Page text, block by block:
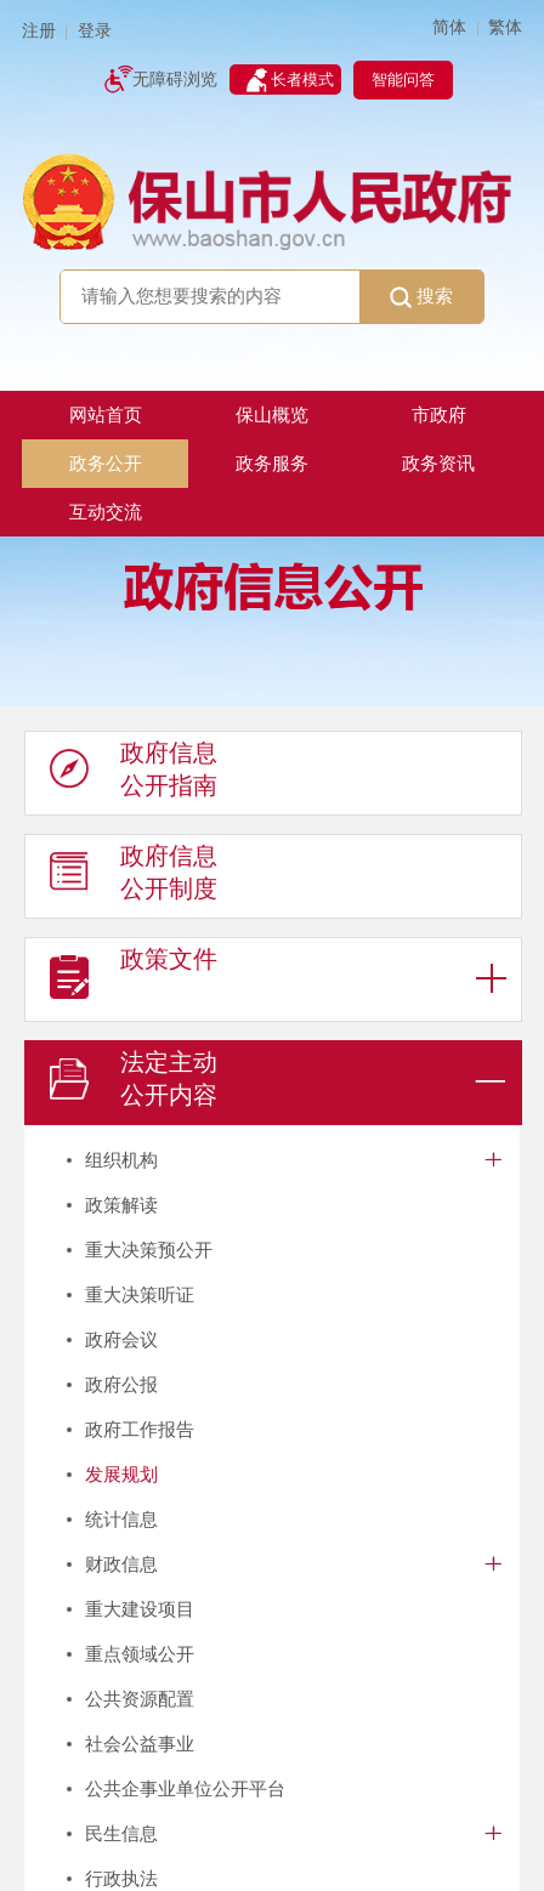
注册 登录 简体 | 繁体
无障碍浏览 长者模式 智能问答
搜索
网站首页 保山概览 市政府
政务公开 政务服务 政务资讯
互动交流
政府信息
公开指南
政府信息
公开制度
政策文件
法定主动
公开内容
组织机构
政策解读
重大决策预公开
重大决策听证
政府会议
政府公报
政府工作报告
发展规划
统计信息
财政信息
重大建设项目
重点领域公开
公共资源配置
社会公益事业
公共企事业单位公开平台
民生信息
行政执法